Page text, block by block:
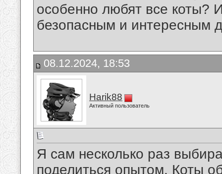
особенно любят все коты?
безопасным и интересным
08.12.2024, 18:53
Harik88
Активный пользователь
Я сам несколько раз
поделиться опытом. Коты